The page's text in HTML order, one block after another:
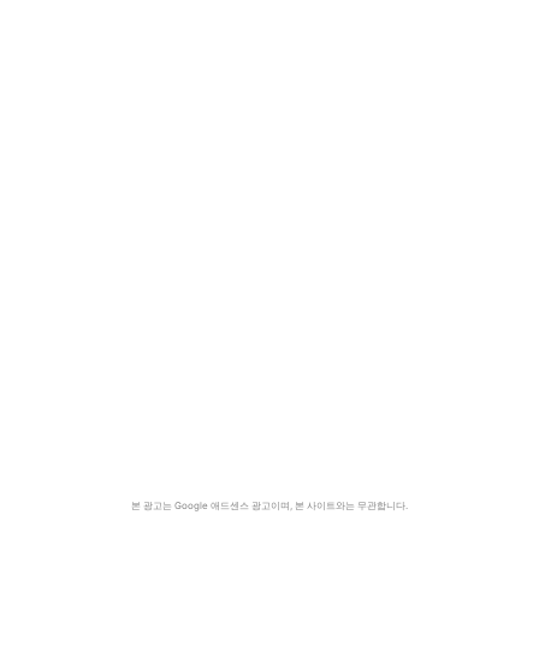
본 광고는 Google 애드센스 광고이며, 본 사이트와는 무관합니다.